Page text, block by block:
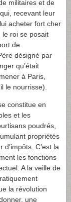
militaires et de
recevant leur
acheter fort cher
le roi se posait
de
désigné par
qu’était
à Paris,
le nourrisse).
constitue en
et les
poudrés,
propriétés
C’est la
les fonctions
A la veille de
la révolution
une